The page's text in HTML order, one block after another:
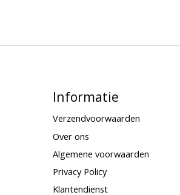
Informatie
Verzendvoorwaarden
Over ons
Algemene voorwaarden
Privacy Policy
Klantendienst